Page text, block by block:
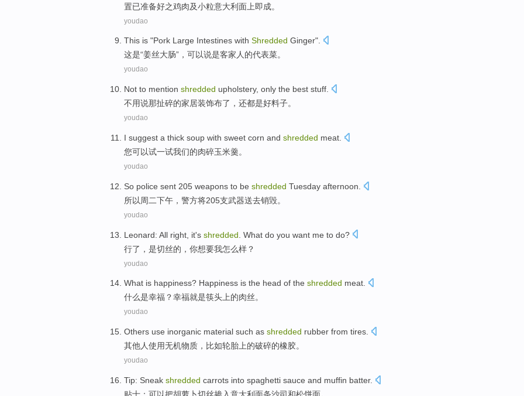
置已准备好之鸡肉及小粒意大利面上即成。
youdao
This is "Pork Large Intestines with Shredded Ginger".
这是“姜丝大肠”，可以说是客家人的代表菜。
youdao
Not to mention shredded upholstery, only the best stuff
不用说那扯碎的家居装饰布了，还都是好料子。
youdao
I suggest a thick soup with sweet corn and shredded meat
您可以试一试我们的肉碎玉米羹。
youdao
So police sent 205 weapons to be shredded Tuesday afternoon
所以 周二下午 ， 警方将205支武器送去销毁。
youdao
Leonard: All right, it's shredded . What do you want me to do?
行了， 是切丝的， 你想要我怎么样？
youdao
What is happiness? Happiness is the head of the shredded meat.
什么是幸福 ？幸福就是筷头上的肉丝。
youdao
Others use inorganic material such as shredded rubber from tires
其他人使用无机物质 ， 比如轮胎 上的破碎的橡胶。
youdao
Tip: Sneak shredded carrots into spaghetti sauce and muffin batter.